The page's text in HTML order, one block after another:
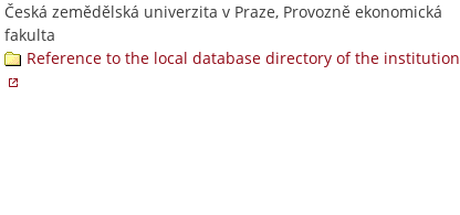
Česká zemědělská univerzita v Praze, Provozně ekonomická
fakulta
Reference to the local database directory of the institution